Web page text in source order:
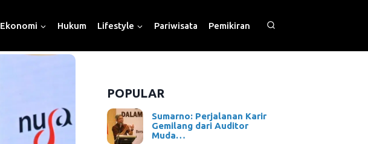
Ekonomi Hukum Lifestyle Pariwisata Pemikiran
POPULAR
Sumarno: Perjalanan Karir
Gemilang dari Auditor
Muda…